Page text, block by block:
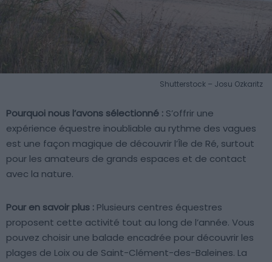
Shutterstock – Josu Ozkaritz
Pourquoi nous l’avons sélectionné : S’offrir une
expérience équestre inoubliable au rythme des vagues
est une façon magique de découvrir l’Île de Ré, surtout
pour les amateurs de grands espaces et de contact
avec la nature.
Pour en savoir plus : Plusieurs centres équestres
proposent cette activité tout au long de l’année. Vous
pouvez choisir une balade encadrée pour découvrir les
plages de Loix ou de Saint-Clément-des-Baleines. La